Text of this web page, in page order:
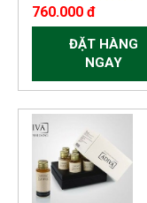
760.000 đ
ĐẶT HÀNG
NGAY